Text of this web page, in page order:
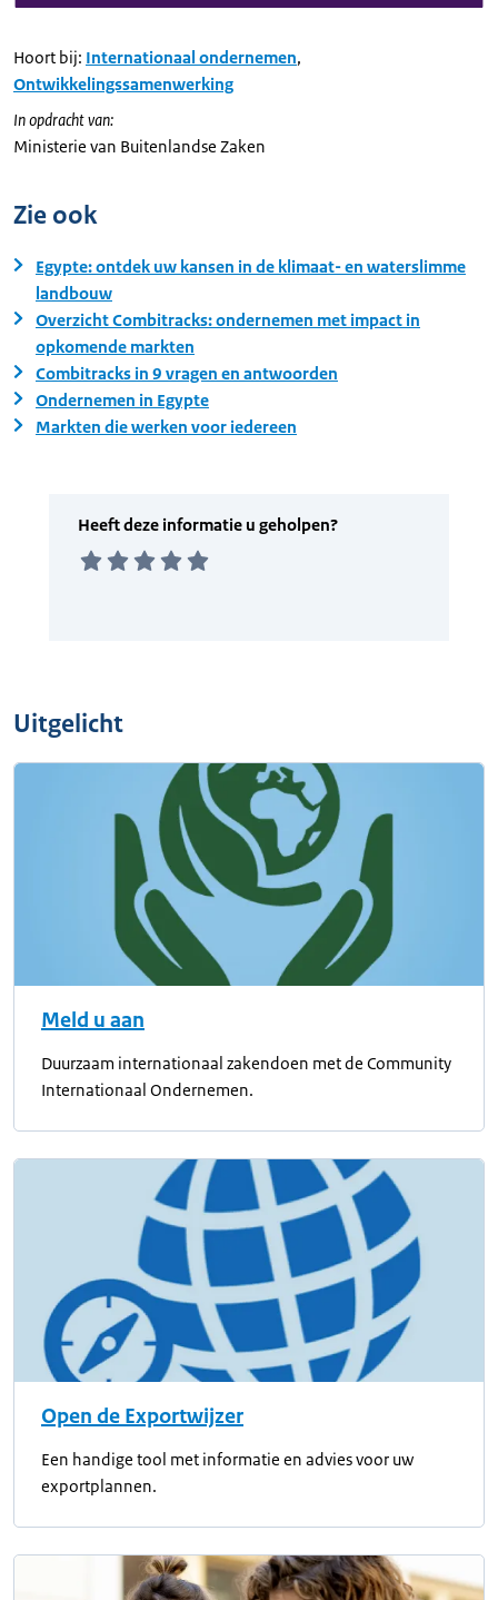
Hoort bij: Internationaal ondernemen,
Ontwikkelingssamenwerking
In opdracht van:
Ministerie van Buitenlandse Zaken
Zie ook
Egypte: ontdek uw kansen in de klimaat- en waterslimme
landbouw
Overzicht Combitracks: ondernemen met impact in
opkomende markten
Combitracks in 9 vragen en antwoorden
Ondernemen in Egypte
Markten die werken voor iedereen
Uitgelicht
Meld u aan
Duurzaam internationaal zakendoen met de Community
Internationaal Ondernemen.
Open de Exportwijzer
Een handige tool met informatie en advies voor uw
exportplannen.